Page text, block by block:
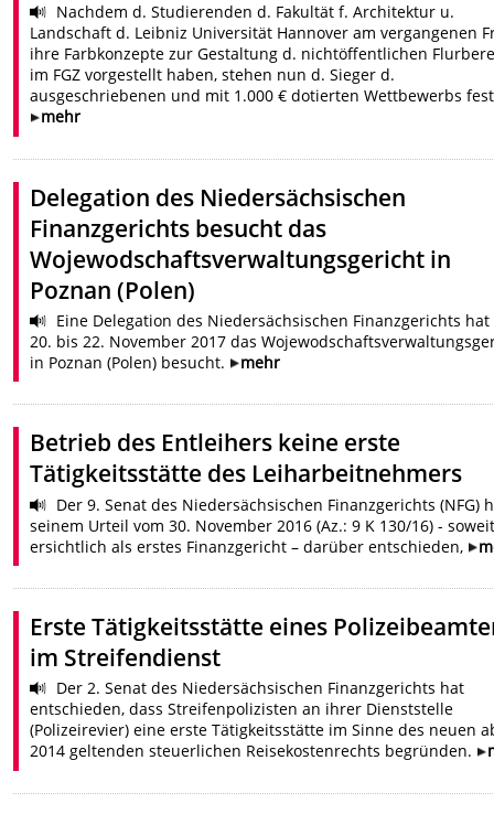
Nachdem d. Studierenden d. Fakultät f. Architektur u.
Landschaft d. Leibniz Universität Hannover am vergangenen
ihre Farbkonzepte zur Gestaltung d. nichtöffentlichen
im FGZ vorgestellt haben, stehen nun d. Sieger d.
ausgeschriebenen und mit 1.000 € dotierten Wettbewerbs
mehr
Delegation des Niedersächsischen
Finanzgerichts besucht das
Wojewodschaftsverwaltungsgericht in
Poznan (Polen)
Eine Delegation des Niedersächsischen Finanzgerichts hat
20. bis 22. November 2017 das
in Poznan (Polen) besucht.
mehr
Betrieb des Entleihers keine erste
Tätigkeitsstätte des Leiharbeitnehmers
Der 9. Senat des Niedersächsischen Finanzgerichts (NFG)
seinem Urteil vom 30. November 2016 (Az.: 9 K 130/16) -
ersichtlich als erstes Finanzgericht – darüber entschieden,
Erste Tätigkeitsstätte eines
im Streifendienst
Der 2. Senat des Niedersächsischen Finanzgerichts hat
entschieden, dass Streifenpolizisten an ihrer Dienststelle
(Polizeirevier) eine erste Tätigkeitsstätte im Sinne des neuen
2014 geltenden steuerlichen Reisekostenrechts begründen.